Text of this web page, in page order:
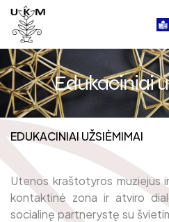
Edukaciniai
Edukaciniai
Stovyklos
Edukaciniai
EDUKACINIAI UŽSIĖMIMAI
Edukaciniai užsiėmimai
Edukaciniai užsiėmimai Utenos
Edukaciniai užsiėmimai Laisvės
Utenos kraštotyros muziejus
kontaktinė zona ir atviro
socialinę partnerystę su